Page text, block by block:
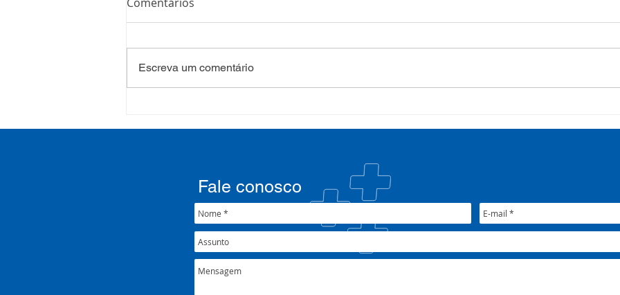
formação sobre saúde
crise climática
SETEC, realiza Assembleia e
CIB/RS
Comentários
Escreva um comentário
Fale conosco